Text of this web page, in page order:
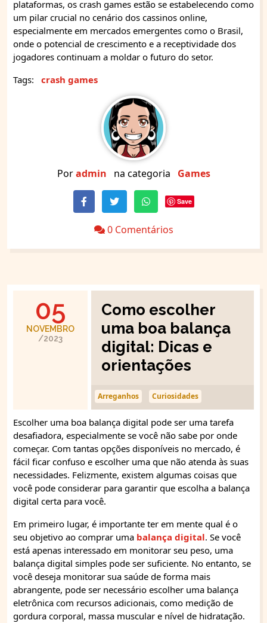
plataformas, os crash games estão se estabelecendo como
um pilar crucial no cenário dos cassinos online,
especialmente em mercados emergentes como o Brasil,
onde o potencial de crescimento e a receptividade dos
jogadores continuam a moldar o futuro do setor.
Tags:
crash games
Poradmin na categoria Games
Save
0 Comentários
05
NOVEMBRO
/2023
Como escolher
uma boa balança
digital: Dicas e
orientações
Arreganhos Curiosidades
Escolher uma boa balança digital pode ser uma tarefa
desafiadora, especialmente se você não sabe por onde
começar. Com tantas opções disponíveis no mercado, é
fácil ficar confuso e escolher uma que não atenda às suas
necessidades. Felizmente, existem algumas coisas que
você pode considerar para garantir que escolha a balança
digital certa para você.
Em primeiro lugar, é importante ter em mente qual é o
seu objetivo ao comprar uma balança digital. Se você
está apenas interessado em monitorar seu peso, uma
balança digital simples pode ser suficiente. No entanto, se
você deseja monitorar sua saúde de forma mais
abrangente, pode ser necessário escolher uma balança
eletrônica com recursos adicionais, como medição de
gordura corporal, massa muscular e nível de hidratação.